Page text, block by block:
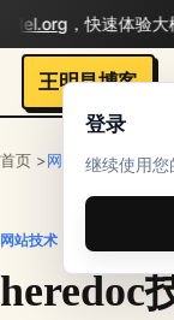
登录
继续使用您
，快速体验大
王明昌博客
首页 >网站技术
网站技术
heredoc